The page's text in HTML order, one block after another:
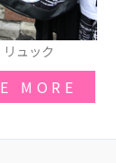
ニーハイ
MORE